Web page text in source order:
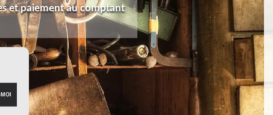
et paiement au comptant